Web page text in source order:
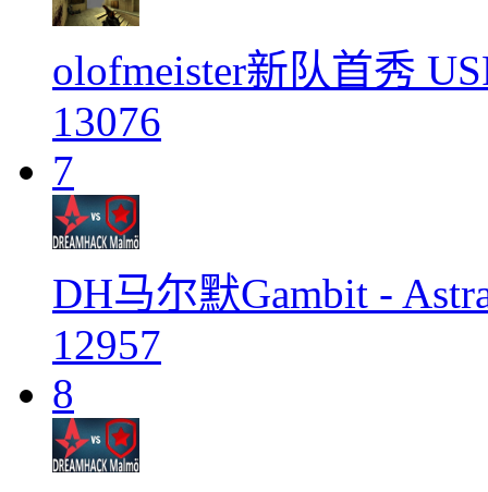
olofmeister新队首秀
13076
7
DH马尔默Gambit -
12957
8